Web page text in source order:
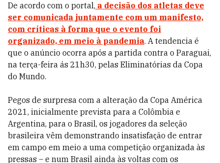
De acordo com o portal, a decisão dos atletas deve
ser comunicada juntamente com um manifesto,
com críticas à forma que o evento foi
organizado, em meio à pandemia. A tendencia é
que o anúncio ocorra após a partida contra o Paraguai,
na terça-feira ás 21h30, pelas Eliminatórias da Copa
do Mundo.
Pegos de surpresa com a alteração da Copa América
2021, inicialmente prevista para a Colômbia e
Argentina, para o Brasil, os jogadores da seleção
brasileira vêm demonstrando insatisfação de entrar
em campo em meio a uma competição organizada às
pressas – e num Brasil ainda às voltas com os